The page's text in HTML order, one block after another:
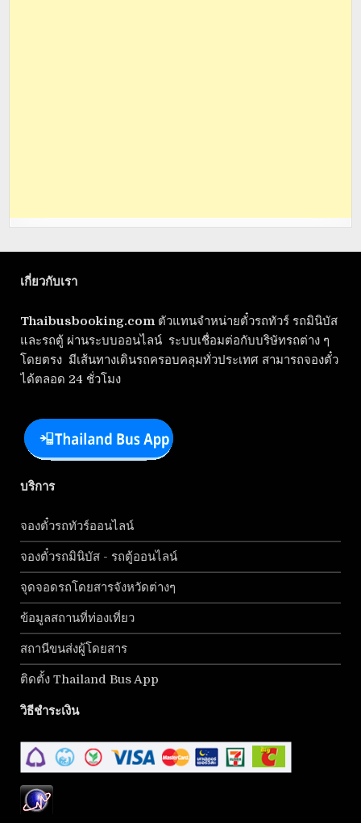
เกี่ยวกับเรา
Thaibusbooking.com ตัวแทนจำหน่ายตั๋วรถทัวร์ รถมินิบัส
และรถตู้ ผ่านระบบออนไลน์ ระบบเชื่อมต่อกับบริษัทรถต่าง ๆ
โดยตรง มีเส้นทางเดินรถครอบคลุมทั่วประเทศ สามารถจองตั๋ว
ได้ตลอด 24 ชั่วโมง
บริการ
จองตั๋วรถทัวร์ออนไลน์
จองตั๋วรถมินิบัส - รถตู้ออนไลน์
จุดจอดรถโดยสารจังหวัดต่างๆ
ข้อมูลสถานที่ท่องเที่ยว
สถานีขนส่งผู้โดยสาร
ติดตั้ง Thailand Bus App
วิธีชำระเงิน